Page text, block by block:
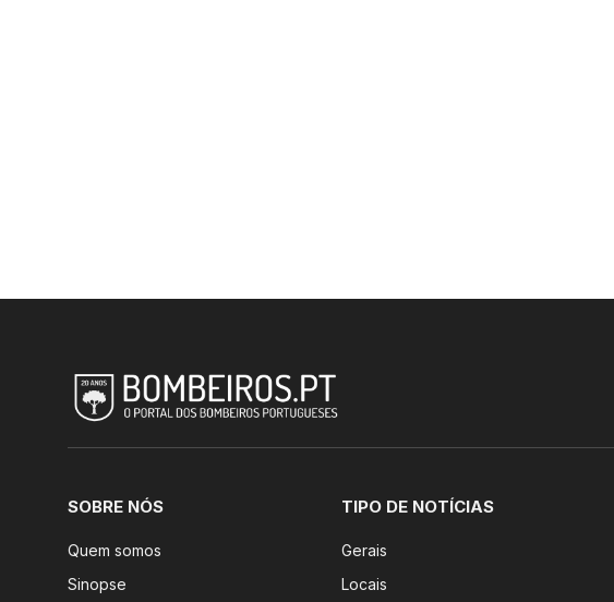
SOBRE NÓS
Quem somos
Sinopse
TIPO DE NOTÍCIAS
Gerais
Locais